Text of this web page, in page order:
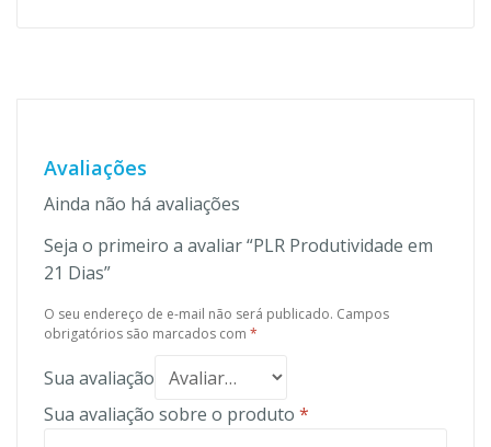
Avaliações
Ainda não há avaliações
Seja o primeiro a avaliar “PLR Produtividade em
21 Dias”
O seu endereço de e-mail não será publicado. Campos
obrigatórios são marcados com *
Sua avaliação
Sua avaliação sobre o produto *